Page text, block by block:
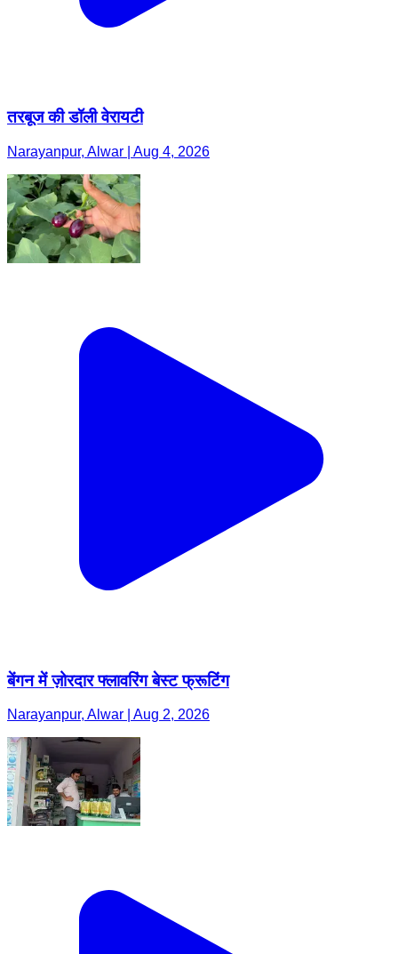
तरबूज की डॉली वेरायटी
Narayanpur, Alwar | Aug 4, 2026
बेंगन में ज़ोरदार फ्लावरिंग बेस्ट फ्रूटिंग
Narayanpur, Alwar | Aug 2, 2026